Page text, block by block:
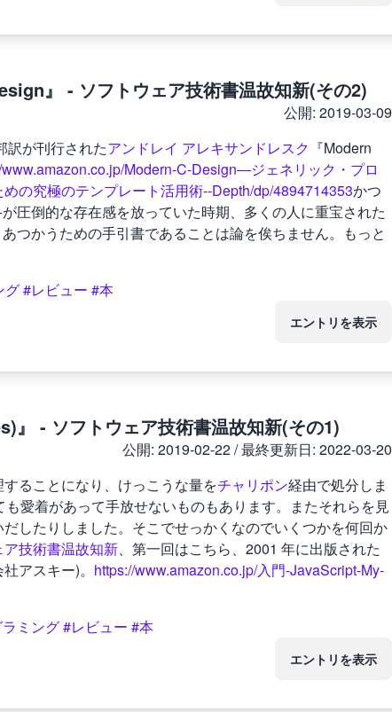
』 - ソフトウェア技術書温故知新(その2)
公開:2019-03-09
訳が刊行されたアンドレイ アレキサンドレスク 『Modern
www.amazon.co.jp/Modern-C-Design―ジェネリック・プロ
の究極のテンプレート活用術-‐Depth/dp/4894714353かつ
圧倒的な存在感を放っていた時期、多くの人に重宝された
つかうための手引書であることは論を俟ちません。もっと
グ#レビュー #本
エントリを表示
- ソフトウェア技術書温故知新(その1)
公開:2019-02-22/ 最終更新日:2022-03-20
ることになり、けっこうな量をチャリポン経由で処分しま
愛着があって手放せないものもあります。またそれらを見
したりしました。そこでせっかくなのでいくつかを何回か
ア技術書温故知新、第一回はこちら、2001 年に出版された
アスキー)。 https://www.amazon.co.jp/入門-JavaScript-My-
ミング#レビュー #本
エントリを表示